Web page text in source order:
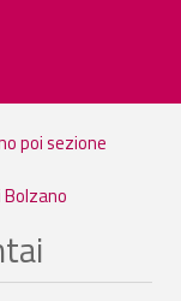
poi sezione
Bolzano